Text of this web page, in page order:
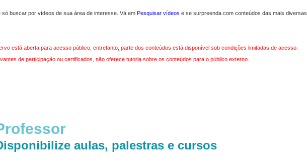
só buscar por vídeos de sua área de interesse. Vá em Pesquisar vídeos e se surpreenda com conteúdos das mais
está aberta para acesso público, entretanto, parte dos conteúdos está disponível sob condições limitadas de acesso.
de participação ou certificados, não oferece tutoria sobre os conteúdos para o público externo.
aulas, palestras e cursos